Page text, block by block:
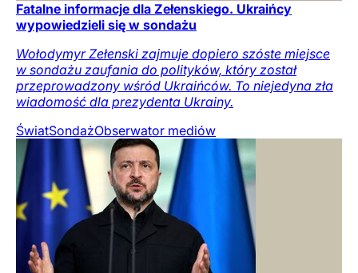
Fatalne informacje dla Zełenskiego. Ukraińcy
wypowiedzieli się w sondażu
Wołodymyr Zełenski zajmuje dopiero szóste miejsce
w sondażu zaufania do polityków, który został
przeprowadzony wśród Ukraińców. To niejedyna zła
wiadomość dla prezydenta Ukrainy.
ŚwiatSondażObserwator mediów